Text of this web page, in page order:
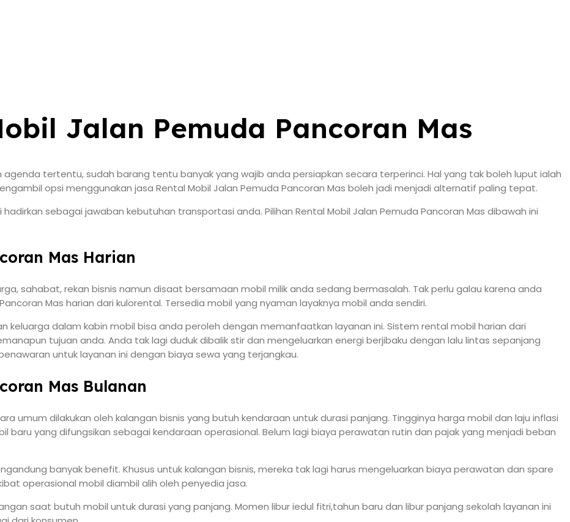
Jalan Pemuda Pancoran Mas
agenda tertentu, sudah barang tentu banyak yang wajib anda persiapkan secara terperinci. Hal yang tak boleh luput ialah
opsi menggunakan jasa Rental Mobil Jalan Pemuda Pancoran Mas boleh jadi menjadi alternatif paling tepat.
sebagai jawaban kebutuhan transportasi anda. Pilihan Rental Mobil Jalan Pemuda Pancoran Mas dibawah ini
Mas Harian
sahabat, rekan bisnis namun disaat bersamaan mobil milik anda sedang bermasalah. Tak perlu galau karena anda
Mas harian dari kulorental. Tersedia mobil yang nyaman layaknya mobil anda sendiri.
keluarga dalam kabin mobil bisa anda peroleh dengan memanfaatkan layanan ini. Sistem rental mobil harian dari
tujuan anda. Anda tak lagi duduk dibalik stir dan mengeluarkan energi berjibaku dengan lalu lintas sepanjang
untuk layanan ini dengan biaya sewa yang terjangkau.
Mas Bulanan
umum dilakukan oleh kalangan bisnis yang butuh kendaraan untuk durasi panjang. Tingginya harga mobil dan laju inflasi
yang difungsikan sebagai kendaraan operasional. Belum lagi biaya perawatan rutin dan pajak yang menjadi beban
banyak benefit. Khusus untuk kalangan bisnis, mereka tak lagi harus mengeluarkan biaya perawatan dan spare
operasional mobil diambil alih oleh penyedia jasa.
saat butuh mobil untuk durasi yang panjang. Momen libur iedul fitri,tahun baru dan libur panjang sekolah layanan ini